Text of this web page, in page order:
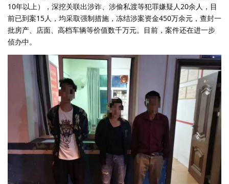
10年以上），深挖关联出涉诈、涉偷私渡等犯罪嫌疑人20余人，目
前已到案15人，均采取强制措施，冻结涉案资金450万余元，查封一
批房产、店面、高档车辆等价值数千万元。目前，案件还在进一步
侦办中。